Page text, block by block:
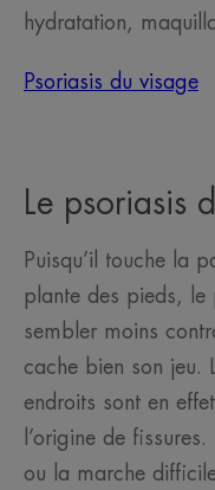
hydratation,
Psoriasis du visage
Le psoriasis
Puisqu’il touche la
plante des pieds,
sembler moins
cache bien son jeu.
endroits sont en
l’origine de
ou la marche